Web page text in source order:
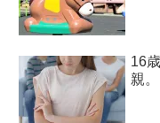
16
親